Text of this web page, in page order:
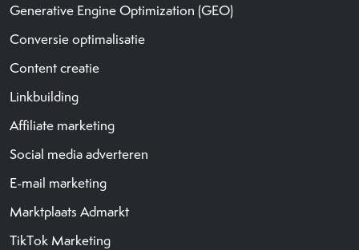
Generative Engine Optimization (GEO)
Conversie optimalisatie
Content creatie
Linkbuilding
Affiliate marketing
Social media adverteren
E-mail marketing
Marktplaats Admarkt
TikTok Marketing